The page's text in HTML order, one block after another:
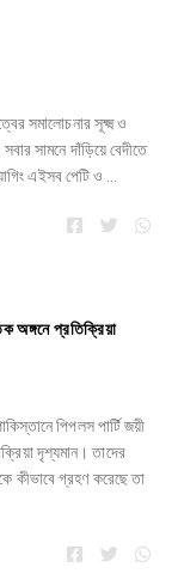
সমালোচনার সূক্ষ্ম ও
সামনে দাঁড়িয়ে বেদীতে
এইসব পেটি ও …
অঙ্গনে প্রতিক্রিয়া
পিপলস পার্টি জয়ী
দৃশ্যমান। তাদের
কীভাবে গ্রহণ করেছে তা